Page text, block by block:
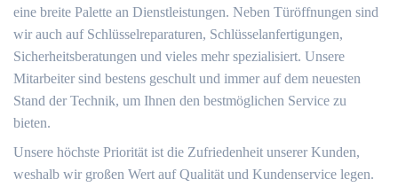
eine breite Palette an Dienstleistungen. Neben Türöffnungen sind
wir auch auf Schlüsselreparaturen, Schlüsselanfertigungen,
Sicherheitsberatungen und vieles mehr spezialisiert. Unsere
Mitarbeiter sind bestens geschult und immer auf dem neuesten
Stand der Technik, um Ihnen den bestmöglichen Service zu
bieten.
Unsere höchste Priorität ist die Zufriedenheit unserer Kunden,
weshalb wir großen Wert auf Qualität und Kundenservice legen.